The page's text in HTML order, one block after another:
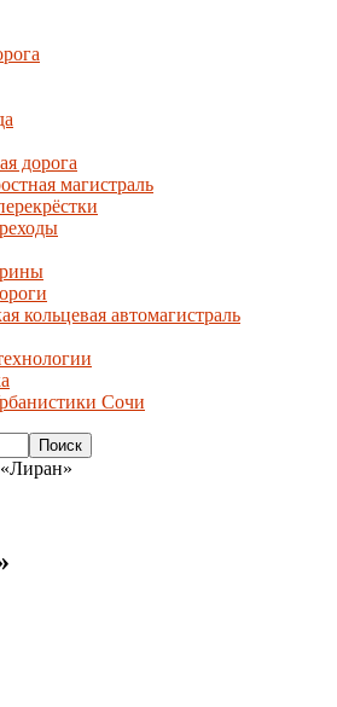
дорога
магистраль
кольцевая автомагистраль
Сочи